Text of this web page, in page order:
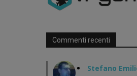
Commenti recenti
Stefano